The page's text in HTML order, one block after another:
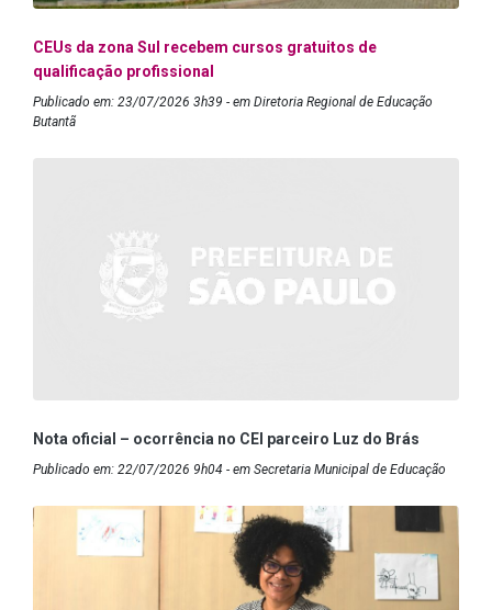
CEUs da zona Sul recebem cursos gratuitos de
qualificação profissional
Publicado em: 23/07/2026 3h39 - em Diretoria Regional de Educação
Butantã
Nota oficial – ocorrência no CEI parceiro Luz do Brás
Publicado em: 22/07/2026 9h04 - em Secretaria Municipal de Educação